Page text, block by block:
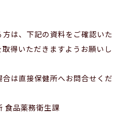
は、下記の資料をご確認いた
得いただきますようお願いし
は直接保健所へお問合せくだ
食品薬務衛生課